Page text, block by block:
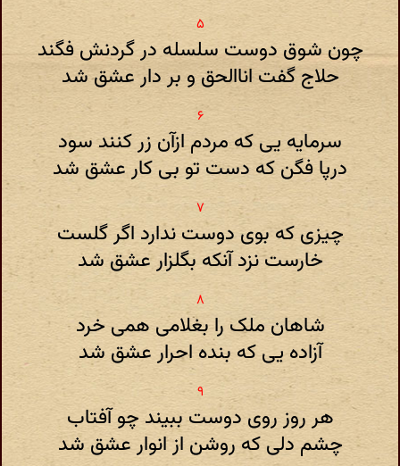
چون شوق دوست سلسله در گردنش فگند
حلاج گفت اناالحق و بر دار عشق شد
سرمایه یی که مردم ازآن زر کنند سود
درپا فگن که دست تو بی کار عشق شد
چیزی که بوی دوست ندارد اگر گلست
خارست نزد آنکه بگلزار عشق شد
شاهان ملک را بغلامی همی خرد
آزاده یی که بنده احرار عشق شد
هر روز روی دوست ببیند چو آفتاب
چشم دلی که روشن از انوار عشق شد